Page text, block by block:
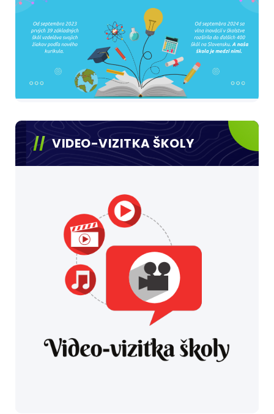
VIDEO-VIZITKA ŠKOLY